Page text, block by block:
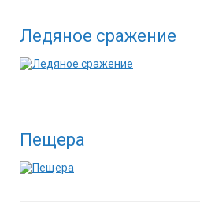
Ледяное сражение
Пещера